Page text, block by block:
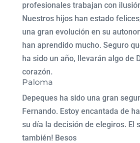
profesionales trabajan con
Nuestros hijos han estado
una gran evolución en su
han aprendido mucho. Seguro
ha sido un año, llevarán algo de
corazón.
Paloma
Depeques ha sido una gran
Fernando. Estoy encantada de
su día la decisión de elegiros. El
también! Besos